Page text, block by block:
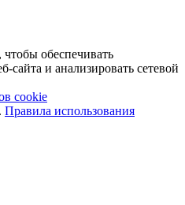
обеспечивать
сайта и анализировать сетевой
cookie
Правила использования